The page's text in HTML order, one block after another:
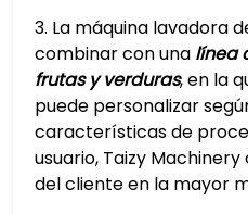
3. La máquina lavadora
combinar con una línea
frutas y verduras, en la
puede personalizar
características de
usuario, Taizy
del cliente en la mayor